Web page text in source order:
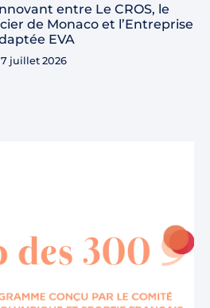
entre Le CROS, le
de Monaco et l’Entreprise
EVA
juillet 2026